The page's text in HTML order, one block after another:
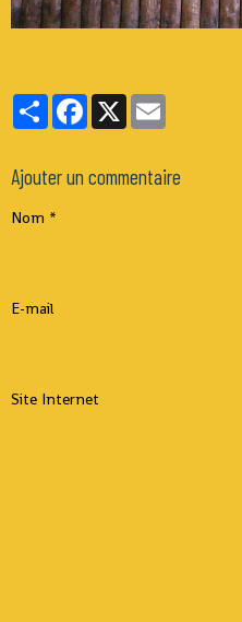
PartagerFacebook
X
Ajouter un commentaire
Nom
E-mail
Site Internet